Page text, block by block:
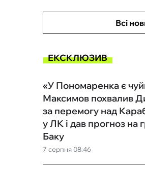
Всі
ЕКСКЛЮЗИВ
7 серпня 08:46
«У Пономаренка є
Максимов похвалив
за перемогу над
у ЛК і дав прогноз на
Баку